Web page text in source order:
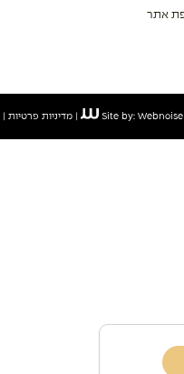
אתר
Site by: Webnoise מדיניות פרטיות